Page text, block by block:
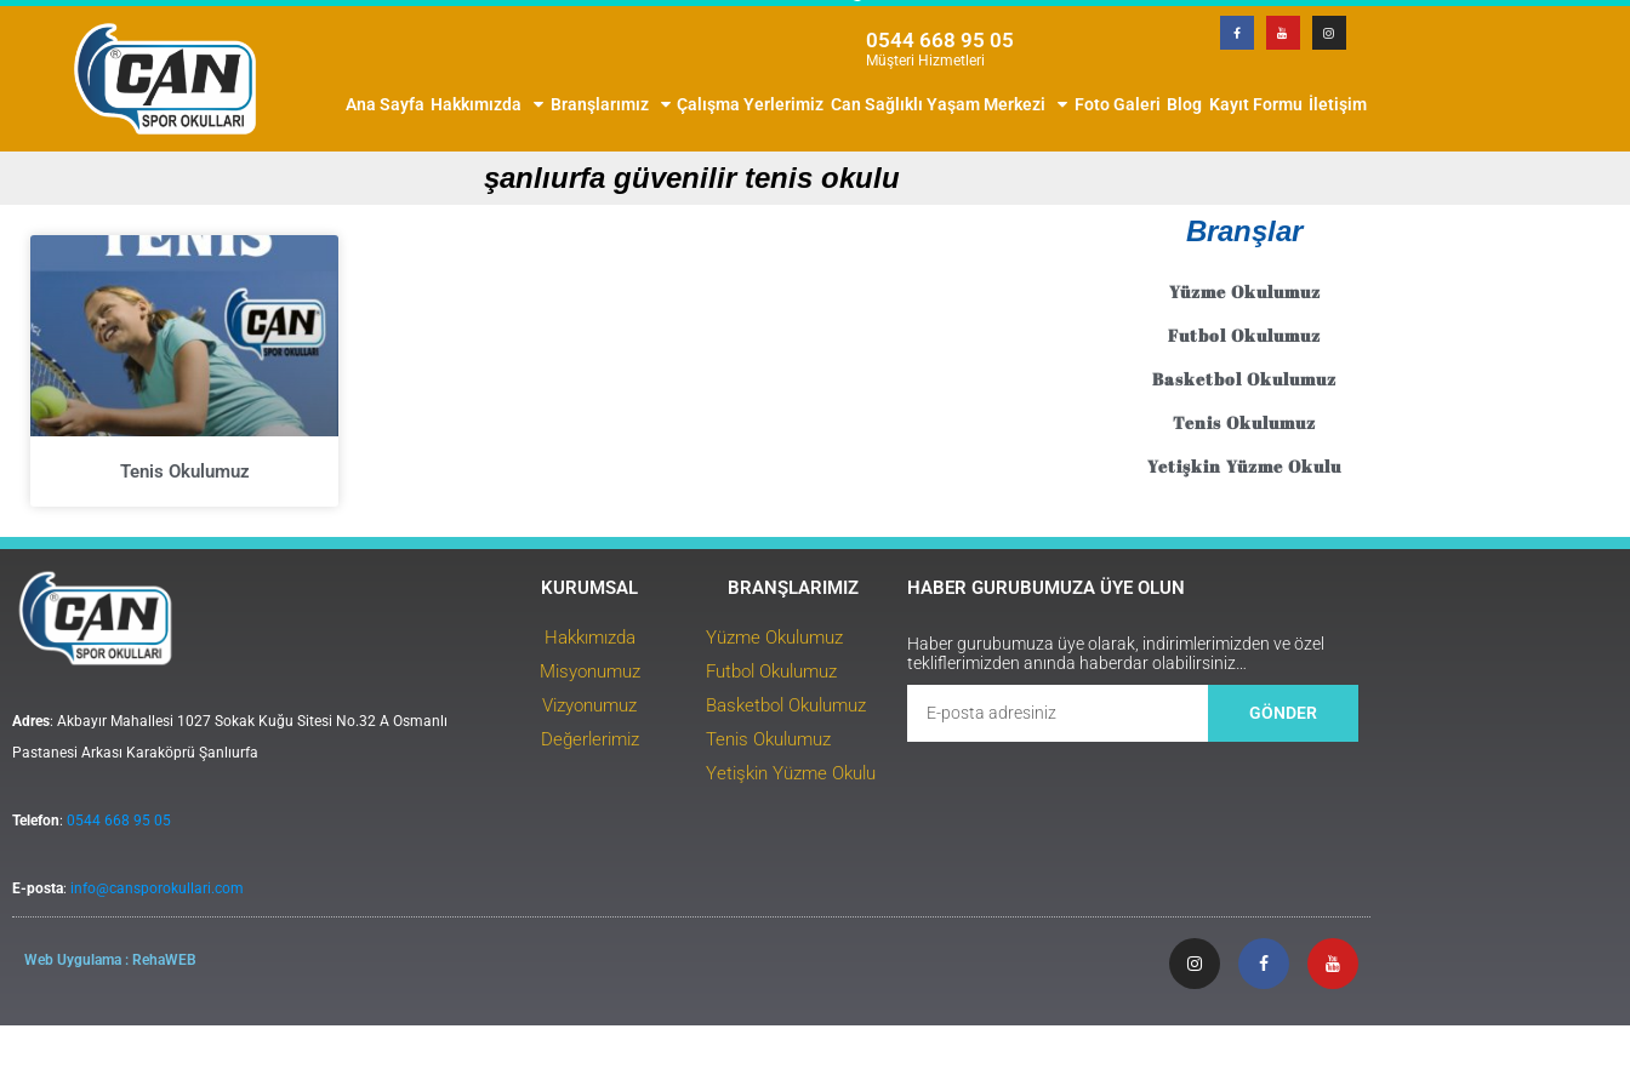
0544 668 95 05
Müşteri Hizmetleri
Ana Sayfa Hakkımızda Branşlarımız Çalışma Yerlerimiz Can Sağlıklı Yaşam Merkezi Foto Galeri Blog Kayıt Formu İletişim
şanlıurfa güvenilir tenis okulu
Tenis Okulumuz
Branşlar
Yüzme Okulumuz
Futbol Okulumuz
Basketbol Okulumuz
Tenis Okulumuz
Yetişkin Yüzme Okulu
Adres: Akbayır Mahallesi 1027 Sokak Kuğu Sitesi No.32 A Osmanlı
Pastanesi Arkası Karaköprü Şanlıurfa
Telefon: 0544 668 95 05
E-posta: info@cansporokullari.com
KURUMSAL
Hakkımızda
Misyonumuz
Vizyonumuz
Değerlerimiz
BRANŞLARIMIZ
Yüzme Okulumuz
Futbol Okulumuz
Basketbol Okulumuz
Tenis Okulumuz
Yetişkin Yüzme Okulu
HABER GURUBUMUZA ÜYE OLUN
Haber gurubumuza üye olarak, indirimlerimizden ve özel
tekliflerimizden anında haberdar olabilirsiniz…
GÖNDER
Web Uygulama : RehaWEB